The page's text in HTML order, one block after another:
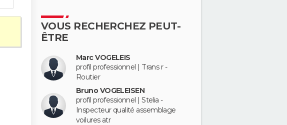
VOUS RECHERCHEZ PEUT-
ÊTRE
Marc VOGELEIS
profil professionnel | Trans r -
Routier
Bruno VOGELEISEN
profil professionnel | Stelia -
Inspecteur qualité assemblage
voilures atr